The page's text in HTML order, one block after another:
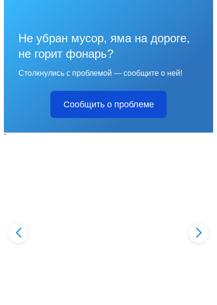
Не убран мусор, яма на дороге,
не горит фонарь?
Столкнулись с проблемой — сообщите о ней!
Сообщить о проблеме
`